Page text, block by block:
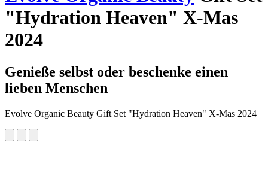
"Hydration Heaven" X-Mas
2024
Genieße selbst oder beschenke einen
lieben Menschen
Evolve Organic Beauty Gift Set "Hydration Heaven" X-Mas 2024